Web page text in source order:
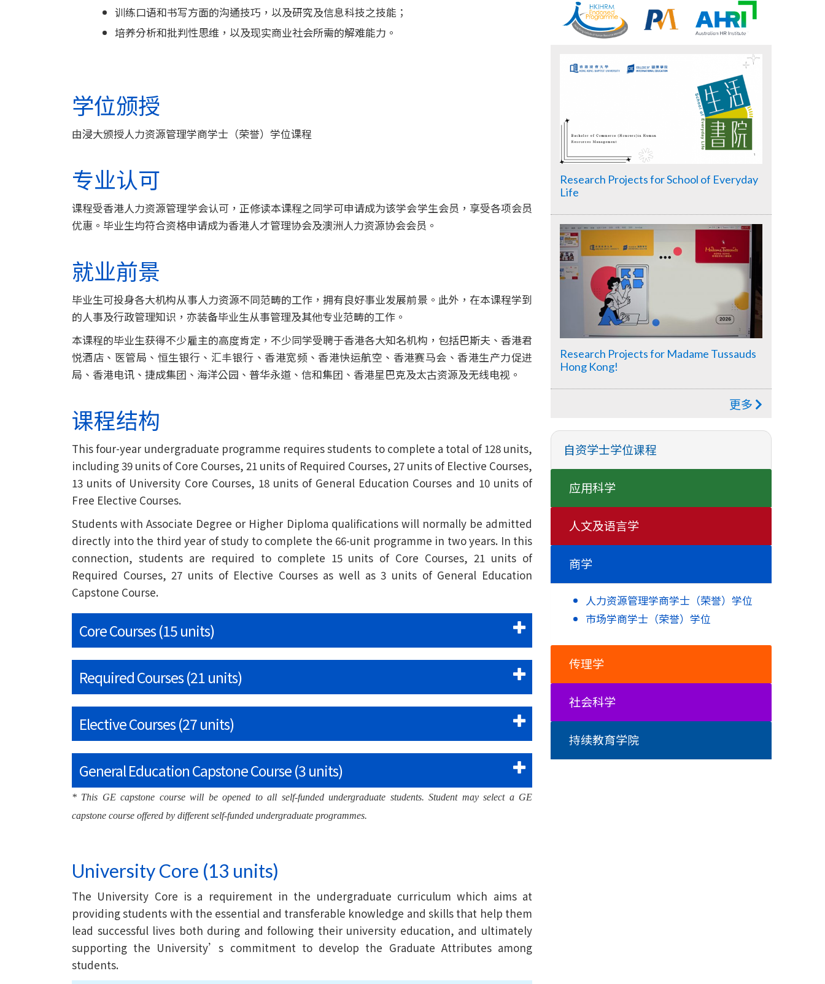
训练口语和书写方面的沟通技巧，以及研究及信息科技之技能；
培养分析和批判性思维，以及现实商业社会所需的解难能力。
学位颁授
由浸大颁授人力资源管理学商学士（荣誉）学位课程
专业认可
课程受香港人力资源管理学会认可，正修读本课程之同学可申请成为该学会学生会员，享受各项会员
优惠。毕业生均符合资格申请成为香港人才管理协会及澳洲人力资源协会会员。
就业前景
毕业生可投身各大机构从事人力资源不同范畴的工作，拥有良好事业发展前景。此外，在本课程学到
的人事及行政管理知识，亦装备毕业生从事管理及其他专业范畴的工作。
本课程的毕业生获得不少雇主的高度肯定，不少同学受聘于香港各大知名机构，包括巴斯夫、香港君
悦酒店、医管局、恒生银行、汇丰银行、香港宽频、香港快运航空、香港赛马会、香港生产力促进
局、香港电讯、捷成集团、海洋公园、普华永道、信和集团、香港星巴克及太古资源及无线电视。
课程结构
This four-year undergraduate programme requires students to complete a total of 128 units,
including 39 units of Core Courses, 21 units of Required Courses, 27 units of Elective Courses,
13 units of University Core Courses, 18 units of General Education Courses and 10 units of
Free Elective Courses.
Students with Associate Degree or Higher Diploma qualifications will normally be admitted
directly into the third year of study to complete the 66-unit programme in two years. In this
connection, students are required to complete 15 units of Core Courses, 21 units of
Required Courses, 27 units of Elective Courses as well as 3 units of General Education
Capstone Course.
Core Courses (15 units)
Required Courses (21 units)
Elective Courses (27 units)
General Education Capstone Course (3 units)
* This GE capstone course will be opened to all self-funded undergraduate students. Student may select a GE
capstone course offered by different self-funded undergraduate programmes.
University Core (13 units)
The University Core is a requirement in the undergraduate curriculum which aims at
providing students with the essential and transferable knowledge and skills that help them
lead successful lives both during and following their university education, and ultimately
supporting the University’s commitment to develop the Graduate Attributes among
students.
Research Projects for School of Everyday
Life
Research Projects for Madame Tussauds
Hong Kong!
更多
自资学士学位课程
应用科学
人文及语言学
商学
人力资源管理学商学士 （荣誉）学位
市场学商学士 （荣誉）学位
传理学
社会科学
持续教育学院